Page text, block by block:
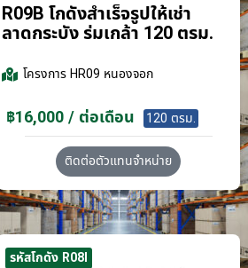
R09B โกดังสำเร็จรูปให้เช่า
ลาดกระบัง​ ร่มเกล้า 120 ตรม.
โครงการHR09 หนองจอก
฿16,000 / ต่อเดือน 120 ตรม.
ติดต่อตัวแทนจำหน่าย
รหัสโกดัง R08I